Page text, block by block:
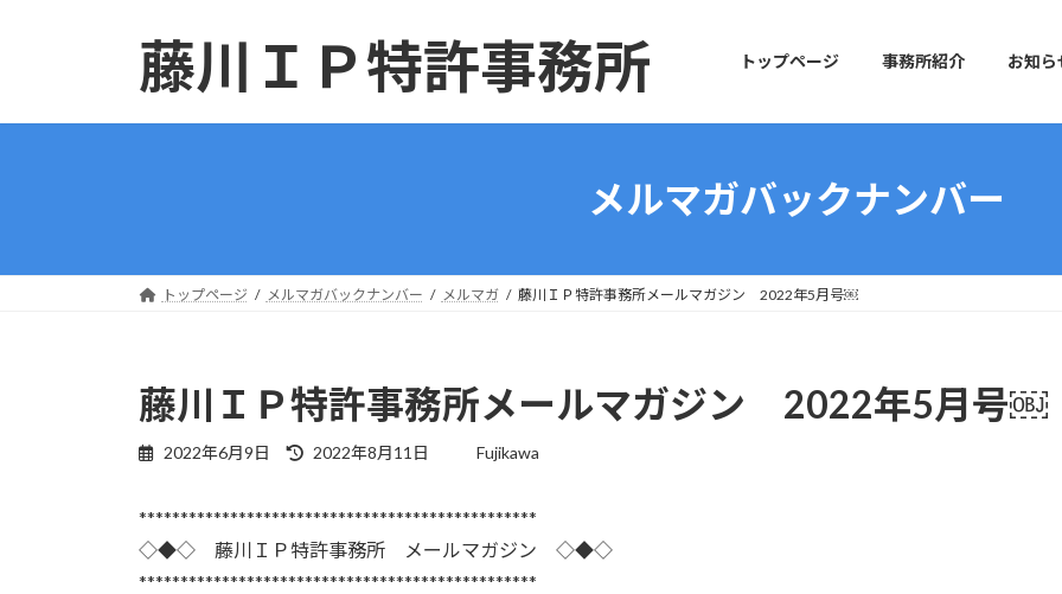
ツ
プ
シ
動
藤川ＩＰ特許事務所 トップページ 事務所紹介 お知ら
メルマガバックナンバー
トップページ メルマガバックナンバー メルマガ 藤川ＩＰ特許事務所メールマガジン 2022年5月号￼
藤川ＩＰ特許事務所メールマガジン 2022年5月号￼
2022年6月9日
最
新
日
2022年8月11日 Fujikawa
************************************************
◇◆◇ 藤川ＩＰ特許事務所 メールマガジン ◇◆◇
************************************************